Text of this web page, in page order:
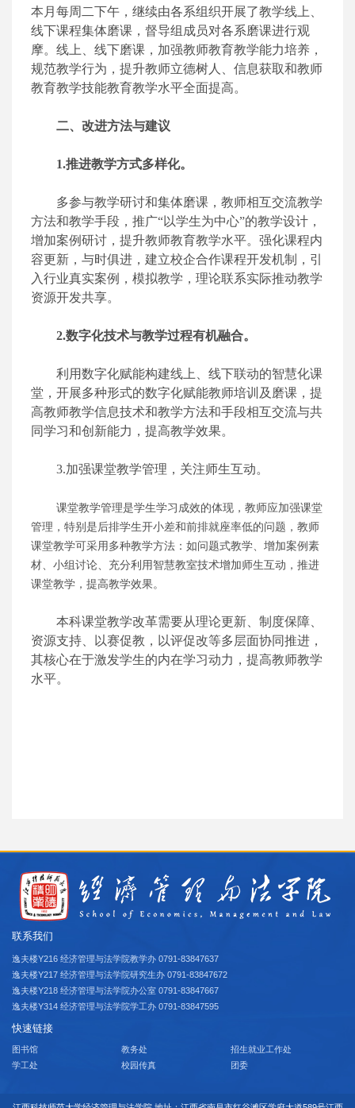
本月每周二下午，继续由各系组织开展了教学线上、
线下课程集体磨课，督导组成员对各系磨课进行观
摩。线上、线下磨课，加强教师教育教学能力培养，
规范教学行为，提升教师立德树人、信息获取和教师
教育教学技能教育教学水平全面提高。
二、改进方法与建议
1.推进教学方式多样化。
多参与教学研讨和集体磨课，教师相互交流教学
方法和教学手段，推广“以学生为中心”的教学设计，
增加案例研讨，提升教师教育教学水平。强化课程内
容更新，与时俱进，建立校企合作课程开发机制，引
入行业真实案例，模拟教学，理论联系实际推动教学
资源开发共享。
2.数字化技术与教学过程有机融合。
利用数字化赋能构建线上、线下联动的智慧化课
堂，开展多种形式的数字化赋能教师培训及磨课，提
高教师教学信息技术和教学方法和手段相互交流与共
同学习和创新能力，提高教学效果。
3.加强课堂教学管理，关注师生互动。
课堂教学管理是学生学习成效的体现，教师应加强课堂
管理，特别是后排学生开小差和前排就座率低的问题，教师
课堂教学可采用多种教学方法：如问题式教学、增加案例素
材、小组讨论、充分利用智慧教室技术增加师生互动，推进
课堂教学，提高教学效果。
本科课堂教学改革需要从理论更新、制度保障、
资源支持、以赛促教，以评促改等多层面协同推进，
其核心在于激发学生的内在学习动力，提高教师教学
水平。
联系我们
逸夫楼Y216 经济管理与法学院教学办 0791-83847637
逸夫楼Y217 经济管理与法学院研究生办 0791-83847672
逸夫楼Y218 经济管理与法学院办公室 0791-83847667
逸夫楼Y314 经济管理与法学院学工办 0791-83847595
快速链接
图书馆 教务处
招生就业工作处
学工处
校园传真 团委